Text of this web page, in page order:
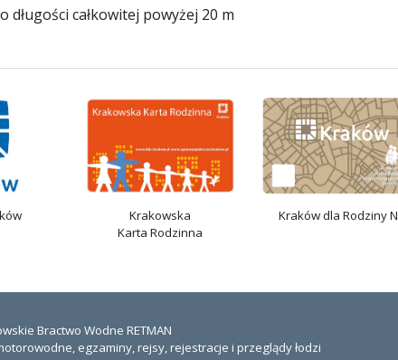
całkowitej powyżej 20 m
Krakowska
Karta Rodzinna
Kraków dla Rodziny N
Bractwo Wodne RETMAN
egzaminy, rejsy, rejestracje i przeglądy łodzi